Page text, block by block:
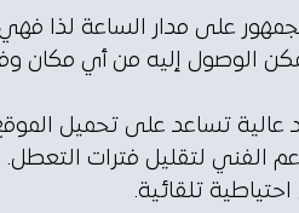
على مدار الساعة لذا
الوصول إليه من أي مكان
عالية تساعد على تحميل
الفني لتقليل فترات التعطل.
تلقائية.